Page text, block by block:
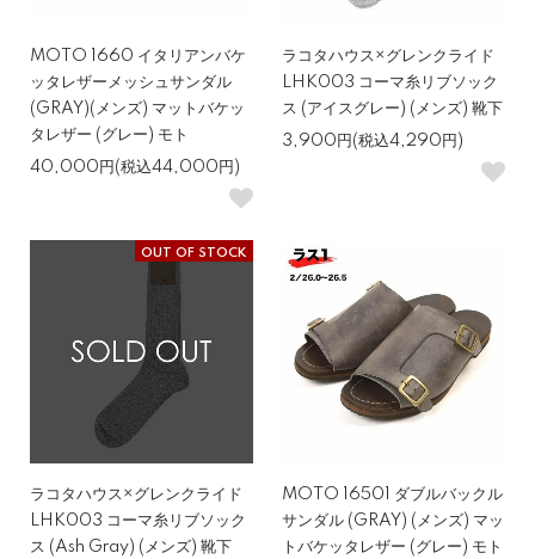
MOTO 1660 イタリアンバケ
ッタレザーメッシュサンダル
(GRAY)(メンズ) マットバケッ
タレザー (グレー) モト
40,000円(税込44,000円)
ラコタハウス×グレンクライド
LHK003 コーマ糸リブソック
ス (アイスグレー) (メンズ) 靴下
3,900円(税込4,290円)
OUT OF STOCK
ラコタハウス×グレンクライド
LHK003 コーマ糸リブソック
ス (Ash Gray) (メンズ) 靴下
MOTO 16501 ダブルバックル
サンダル (GRAY) (メンズ) マッ
トバケッタレザー (グレー) モト